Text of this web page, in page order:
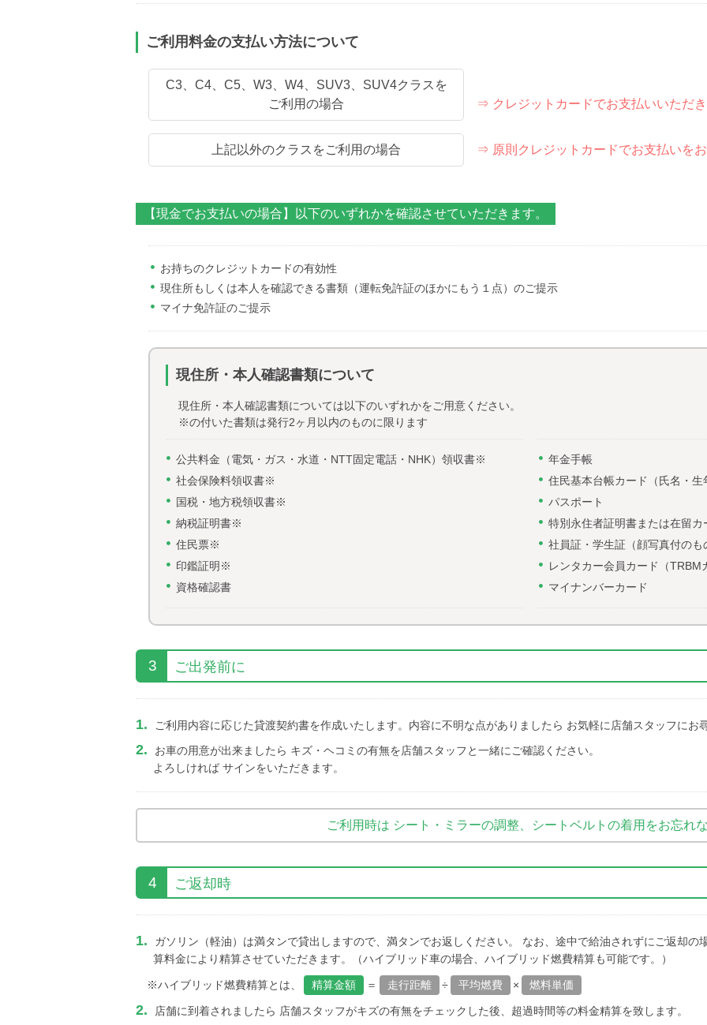
ご利用料金の支払い方法について
C3、C4、C5、W3、W4、SUV3、SUV4クラスを
ご利用の場合
⇒ クレジットカードでお支払いいただき
上記以外のクラスをご利用の場合 ⇒ 原則クレジットカードでお支払いをお
【現金でお支払いの場合】以下のいずれかを確認させていただきます。
お持ちのクレジットカードの有効性
現住所もしくは本人を確認できる書類（運転免許証のほかにもう１点）のご提示
マイナ免許証のご提示
現住所・本人確認書類について
現住所・本人確認書類については以下のいずれかをご用意ください。
※の付いた書類は発行2ヶ月以内のものに限ります
公共料金（電気・ガス・水道・NTT固定電話・NHK）領収書※
社会保険料領収書※
国税・地方税領収書※
納税証明書※
住民票※
印鑑証明※
資格確認書
年金手帳
住民基本台帳カード（氏名・生
パスポート
特別永住者証明書または在留カ
社員証・学生証（顔写真付のも
レンタカー会員カード（TRBM
マイナンバーカード
3 ご出発前に
ご利用内容に応じた貸渡契約書を作成いたします。内容に不明な点がありましたら お気軽に店舗スタッフにお
お車の用意が出来ましたら キズ・ヘコミの有無を店舗スタッフと一緒にご確認ください。
よろしければ サインをいただきます。
ご利用時は シート・ミラーの調整、シートベルトの着用をお忘れな
4 ご返却時
ガソリン（軽油）は満タンで貸出しますので、満タンでお返しください。 なお、途中で給油されずにご返却の
算料金により精算させていただきます。（ハイブリッド車の場合、ハイブリッド燃費精算も可能です。）
※ハイブリッド燃費精算とは、 精算金額 ＝ 走行距離 ÷ 平均燃費 × 燃料単価
店舗に到着されましたら 店舗スタッフがキズの有無をチェックした後、超過時間等の料金精算を致します。